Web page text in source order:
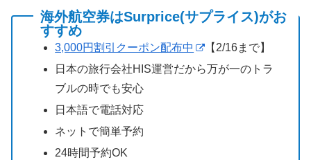
海外航空券はSurprice(サプライス)がお
すすめ
3,000円割引クーポン配布中
【2/16まで】
日本の旅行会社HIS運営だから万が一のトラ
ブルの時でも安心
日本語で電話対応
ネットで簡単予約
24時間予約OK